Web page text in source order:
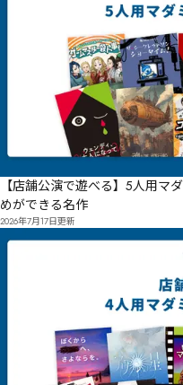
【店舗公演で遊べる】5人用マ
めができる名作
2026年7月17日更新